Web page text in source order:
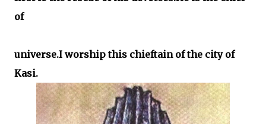
of
universe.I worship this chieftain of the city of
Kasi.